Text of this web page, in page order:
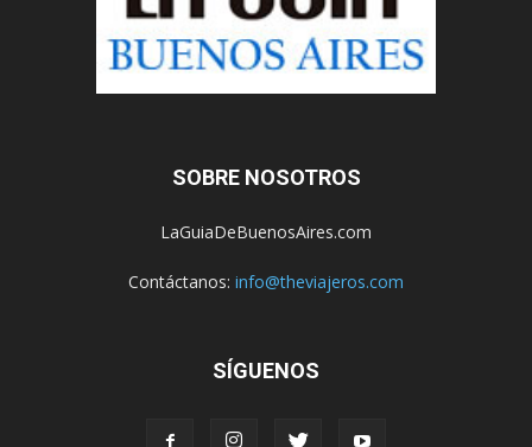
SOBRE NOSOTROS
LaGuiaDeBuenosAires.com
Contáctanos: info@theviajeros.com
SÍGUENOS